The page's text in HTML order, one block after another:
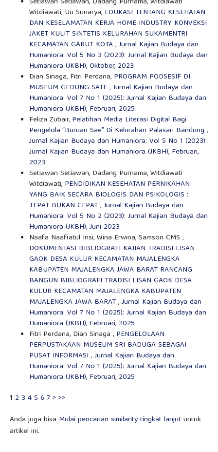
Witdiawati, Uu Sunarya, EDUKASI TENTANG KESEHATAN
DAN KESELAMATAN KERJA HOME INDUSTRY KONVEKSI
JAKET KULIT SINTETIS KELURAHAN SUKAMENTRI
KECAMATAN GARUT KOTA,Jurnal Kajian Budaya dan
Humaniora: Vol 5 No 3 (2023): Jurnal Kajian Budaya dan
Humaniora (JKBH), Oktober, 2023
Dian Sinaga, Fitri Perdana, PROGRAM PODSESIF DI
MUSEUM GEDUNG SATE,Jurnal Kajian Budaya dan
Humaniora: Vol 7 No 1 (2025): Jurnal Kajian Budaya dan
Humaniora (JKBH), Februari, 2025
Feliza Zubair, Pelatihan Media Literasi Digital Bagi
Pengelola “Buruan Sae” Di Kelurahan Palasari Bandung ,
Jurnal Kajian Budaya dan Humaniora: Vol 5 No 1 (2023):
Jurnal Kajian Budaya dan Humaniora (JKBH), Februari,
2023
Setiawan Setiawan, Dadang Purnama, Witdiawati
Witdiawati, PENDIDIKAN KESEHATAN PERNIKAHAN
YANG BAIK SECARA BIOLOGIS DAN PSIKOLOGIS :
TEPAT BUKAN CEPAT,Jurnal Kajian Budaya dan
Humaniora: Vol 5 No 2 (2023): Jurnal Kajian Budaya dan
Humaniora (JKBH), Juni 2023
Naafa Naafiatul Insi, Wina Erwina, Samson CMS ,
DOKUMENTASI BIBLIOGRAFI KAJIAN TRADISI LISAN
GAOK DESA KULUR KECAMATAN MAJALENGKA
KABUPATEN MAJALENGKA JAWA BARAT RANCANG
BANGUN BIBLIOGRAFI TRADISI LISAN GAOK DESA
KULUR KECAMATAN MAJALENGKA KABUPATEN
MAJALENGKA JAWA BARAT,Jurnal Kajian Budaya dan
Humaniora: Vol 7 No 1 (2025): Jurnal Kajian Budaya dan
Humaniora (JKBH), Februari, 2025
Fitri Perdana, Dian Sinaga , PENGELOLAAN
PERPUSTAKAAN MUSEUM SRI BADUGA SEBAGAI
PUSAT INFORMASI ,Jurnal Kajian Budaya dan
Humaniora: Vol 7 No 1 (2025): Jurnal Kajian Budaya dan
Humaniora (JKBH), Februari, 2025
1 2 3 45 6 7> >>
Anda juga bisa Mulai pencarian similarity tingkat lanjutuntuk
artikel ini.